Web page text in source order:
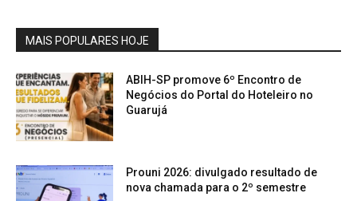
MAIS POPULARES HOJE
ABIH-SP promove 6º Encontro de
Negócios do Portal do Hoteleiro no
Guarujá
Prouni 2026: divulgado resultado de
nova chamada para o 2º semestre